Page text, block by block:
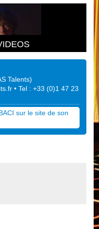
Talents)
• Tel : +33 (0)1 47 23
sur le site de son